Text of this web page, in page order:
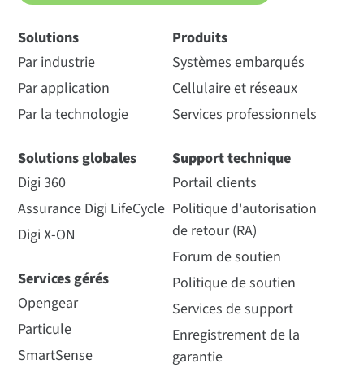
Solutions
Par industrie
Par application
Par la technologie
Solutions globales
Digi 360
Assurance Digi LifeCycle
Digi X-ON
Services gérés
Opengear
Particule
SmartSense
Produits
Systèmes embarqués
Cellulaire et réseaux
Services professionnels
Support technique
Portail clients
Politique d'autorisation
de retour (RA)
Forum de soutien
Politique de soutien
Services de support
Enregistrement de la
garantie